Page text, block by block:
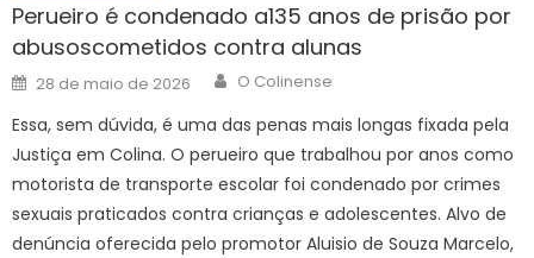
Perueiro é condenado a135 anos de prisão por
abusoscometidos contra alunas
Posted
on
28 de maio de 2026 Author
O Colinense
Essa, sem dúvida, é uma das penas mais longas fixada pela
Justiça em Colina. O perueiro que trabalhou por anos como
motorista de transporte escolar foi condenado por crimes
sexuais praticados contra crianças e adolescentes. Alvo de
denúncia oferecida pelo promotor Aluisio de Souza Marcelo,